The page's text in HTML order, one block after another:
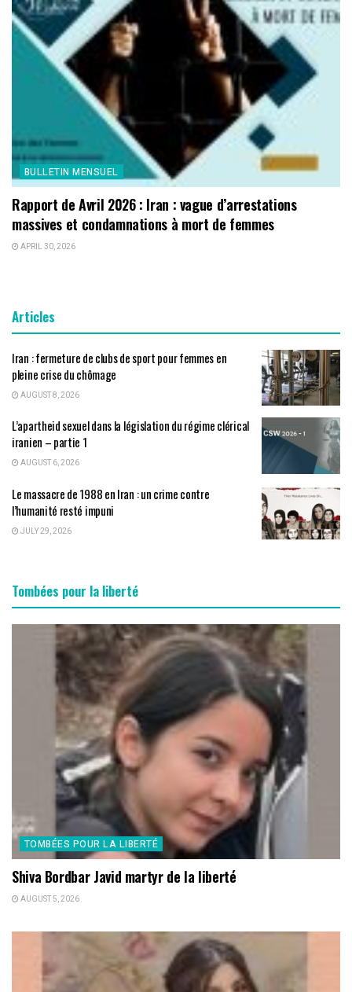
BULLETIN MENSUEL
Rapport de Avril 2026 : Iran : vague d’arrestations
massives et condamnations à mort de femmes
APRIL 30, 2026
Articles
Iran : fermeture de clubs de sport pour femmes en
pleine crise du chômage
AUGUST 8, 2026
L’apartheid sexuel dans la législation du régime clérical
iranien – partie 1
AUGUST 6, 2026
Le massacre de 1988 en Iran : un crime contre
l’humanité resté impuni
JULY 29, 2026
Tombées pour la liberté
TOMBÉES POUR LA LIBERTÉ
Shiva Bordbar Javid martyr de la liberté
AUGUST 5, 2026